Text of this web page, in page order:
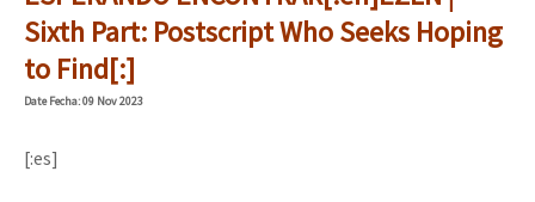
Mundo
EZLN
La Sexta
AutonomÍa y Resistencia
Se o México sabe, que o mundo saiba! Nossas lutas pela
Sixth Part: Postscript Who Seeks Hoping
to Find[:]
DateFecha: 09 Nov 2023
[:es]